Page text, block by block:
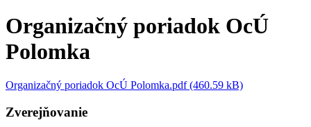
Organizačný poriadok OcÚ
Polomka
Organizačný poriadok OcÚ Polomka.pdf (460.59 kB)
Zverejňovanie